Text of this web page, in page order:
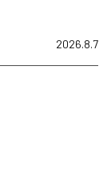
2026.8.7